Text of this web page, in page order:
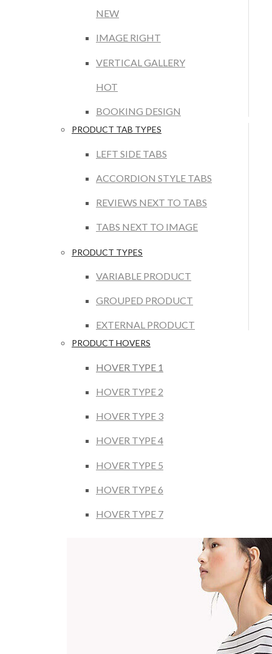
NEW
IMAGE RIGHT
VERTICAL GALLERY
HOT
BOOKING DESIGN
PRODUCT TAB TYPES
LEFT SIDE TABS
ACCORDION STYLE TABS
REVIEWS NEXT TO TABS
TABS NEXT TO IMAGE
PRODUCT TYPES
VARIABLE PRODUCT
GROUPED PRODUCT
EXTERNAL PRODUCT
PRODUCT HOVERS
HOVER TYPE 1
HOVER TYPE 2
HOVER TYPE 3
HOVER TYPE 4
HOVER TYPE 5
HOVER TYPE 6
HOVER TYPE 7